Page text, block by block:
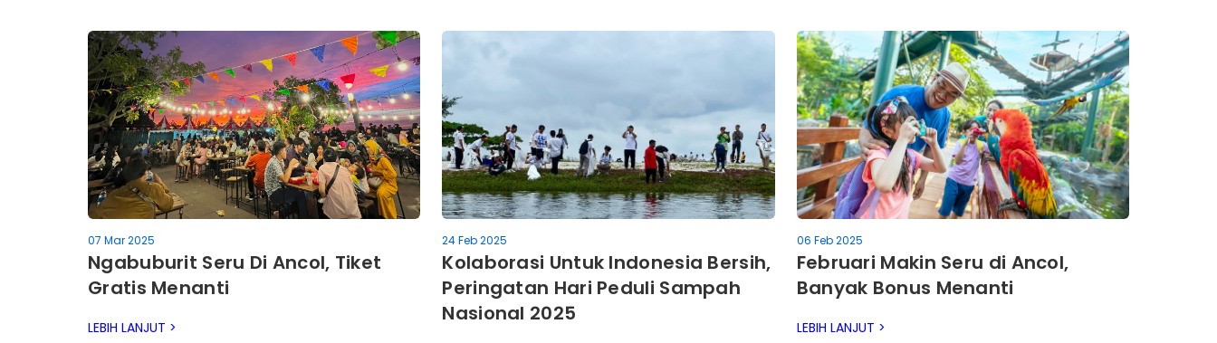
07 Mar 2025
Ngabuburit Seru Di Ancol, Tiket
Gratis Menanti
LEBIH LANJUT >
24 Feb 2025
Kolaborasi Untuk Indonesia Bersih,
Peringatan Hari Peduli Sampah
Nasional 2025
06 Feb 2025
Februari Makin Seru di Ancol,
Banyak Bonus Menanti
LEBIH LANJUT >